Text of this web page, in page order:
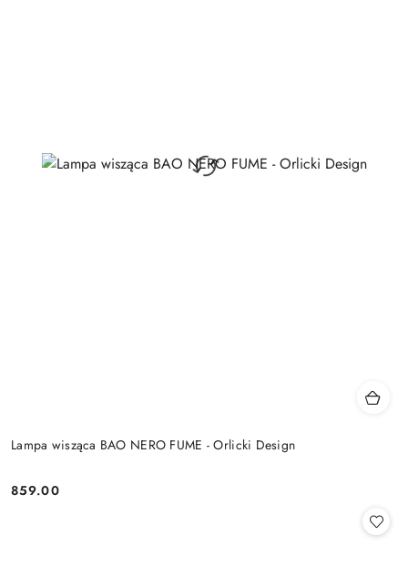
Lampa wisząca BAO NERO FUME - Orlicki Design
Cena:
859.00